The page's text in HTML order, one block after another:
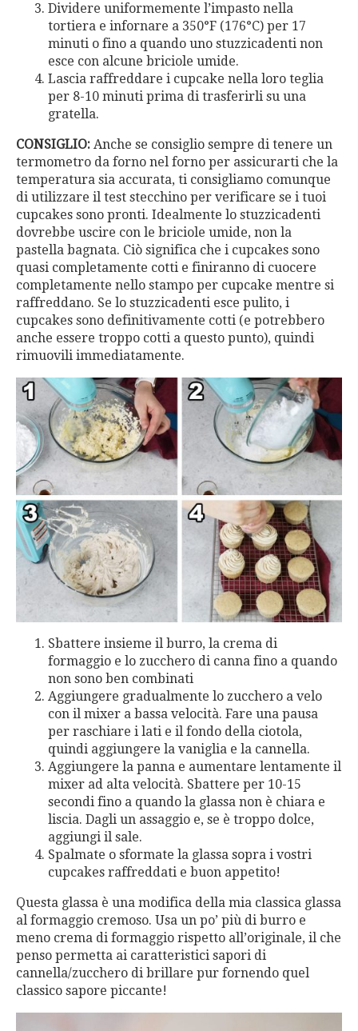
Dividere uniformemente l’impasto nella
tortiera e infornare a 350°F (176°C) per 17
minuti o fino a quando uno stuzzicadenti non
esce con alcune briciole umide.
Lascia raffreddare i cupcake nella loro teglia
per 8-10 minuti prima di trasferirli su una
gratella.
CONSIGLIO: Anche se consiglio sempre di tenere un
termometro da forno nel forno per assicurarti che la
temperatura sia accurata, ti consigliamo comunque
di utilizzare il test stecchino per verificare se i tuoi
cupcakes sono pronti. Idealmente lo stuzzicadenti
dovrebbe uscire con le briciole umide, non la
pastella bagnata. Ciò significa che i cupcakes sono
quasi completamente cotti e finiranno di cuocere
completamente nello stampo per cupcake mentre si
raffreddano. Se lo stuzzicadenti esce pulito, i
cupcakes sono definitivamente cotti (e potrebbero
anche essere troppo cotti a questo punto), quindi
rimuovili immediatamente.
Sbattere insieme il burro, la crema di
formaggio e lo zucchero di canna fino a quando
non sono ben combinati
Aggiungere gradualmente lo zucchero a velo
con il mixer a bassa velocità. Fare una pausa
per raschiare i lati e il fondo della ciotola,
quindi aggiungere la vaniglia e la cannella.
Aggiungere la panna e aumentare lentamente il
mixer ad alta velocità. Sbattere per 10-15
secondi fino a quando la glassa non è chiara e
liscia. Dagli un assaggio e, se è troppo dolce,
aggiungi il sale.
Spalmate o sformate la glassa sopra i vostri
cupcakes raffreddati e buon appetito!
Questa glassa è una modifica della mia classica glassa
al formaggio cremoso. Usa un po’ più di burro e
meno crema di formaggio rispetto all’originale, il che
penso permetta ai caratteristici sapori di
cannella/zucchero di brillare pur fornendo quel
classico sapore piccante!